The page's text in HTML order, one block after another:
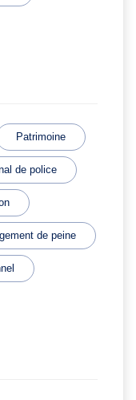
Patrimoine
de police
de peine